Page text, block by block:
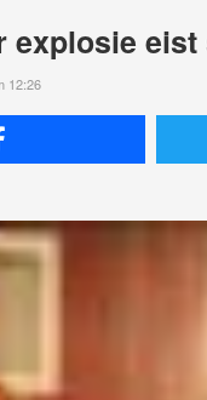
explosie
12:26